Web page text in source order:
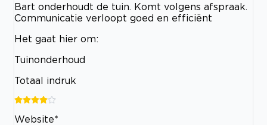
Bart onderhoudt de tuin. Komt volgens afspraak.
Communicatie verloopt goed en efficiënt
Het gaat hier om:
Tuinonderhoud
Totaal indruk
Website*